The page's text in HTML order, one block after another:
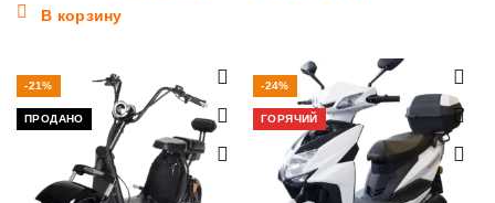
В корзину
-21%
ПРОДАНО
-24%
ГОРЯЧИЙ